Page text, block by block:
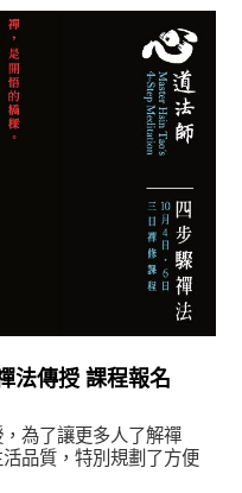
法傳授 課程報名
為了讓更多人了解禪
品質，特別規劃了方便
最新消息